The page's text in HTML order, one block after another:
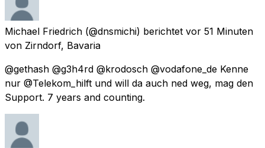
Michael Friedrich (@dnsmichi) berichtet vor 51 Minuten
von Zirndorf, Bavaria
@gethash @g3h4rd @krodosch @vodafone_de Kenne
nur @Telekom_hilft und will da auch ned weg, mag den
Support. 7 years and counting.